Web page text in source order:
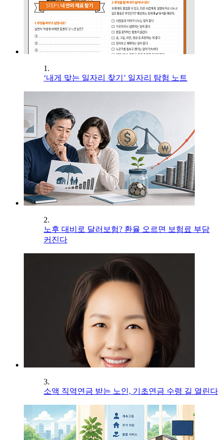
1.
‘내게 맞는 일자리 찾기’ 일자리 탐험 노트
2.
노후 대비로 달러보험? 환율 오르면 보험료 부담
커진다
3.
소액 직역연금 받는 노인, 기초연금 수령 길 열린다